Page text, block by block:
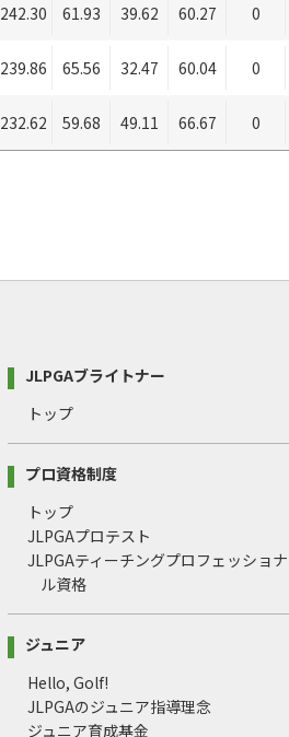
242.30 61.93 39.62 60.27 0
239.86 65.56 32.47 60.04 0
232.62 59.68 49.11 66.67 0
JLPGAブライトナー
トップ
プロ資格制度
トップ
JLPGAプロテスト
JLPGAティーチングプロフェッショナ
ル資格
ジュニア
Hello, Golf!
JLPGAのジュニア指導理念
ジュニア育成基金